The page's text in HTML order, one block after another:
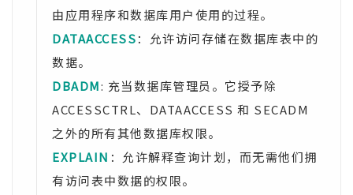
由应用程序和数据库用户使用的过程。
DATAACCESS：允许访问存储在数据库表中的
数据。
DBADM: 充当数据库管理员。它授予除
ACCESSCTRL、DATAACCESS 和 SECADM
之外的所有其他数据库权限。
EXPLAIN ：允许解释查询计划，而无需他们拥
有访问表中数据的权限。